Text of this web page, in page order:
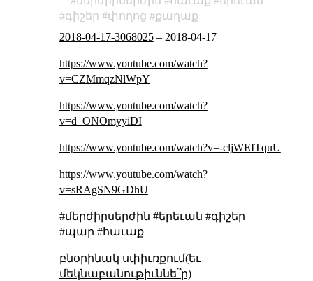
գիշեր
փողոց
քաղաք
2018-04-17-3068025– 2018-04-17
https://www.youtube.com/watch?
v=CZMmqzNlWpY
https://www.youtube.com/watch?
v=d_ONOmyyiDI
https://www.youtube.com/watch?v=-cljWEITquU
https://www.youtube.com/watch?
v=sRAgSN9GDhU
#մերժիրսերժին #երեւան #գիշեր
#պար #հաւաք
բնօրինակ սփիւռքում(եւ
մեկնաբանութիւննե՞ր)